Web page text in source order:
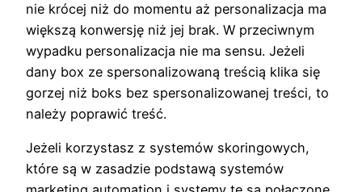
nie krócej niż do momentu aż personalizacja ma
większą konwersję niż jej brak. W przeciwnym
wypadku personalizacja nie ma sensu. Jeżeli
dany box ze spersonalizowaną treścią klika się
gorzej niż boks bez spersonalizowanej treści, to
należy poprawić treść.
Jeżeli korzystasz z systemów skoringowych,
które są w zasadzie podstawą systemów